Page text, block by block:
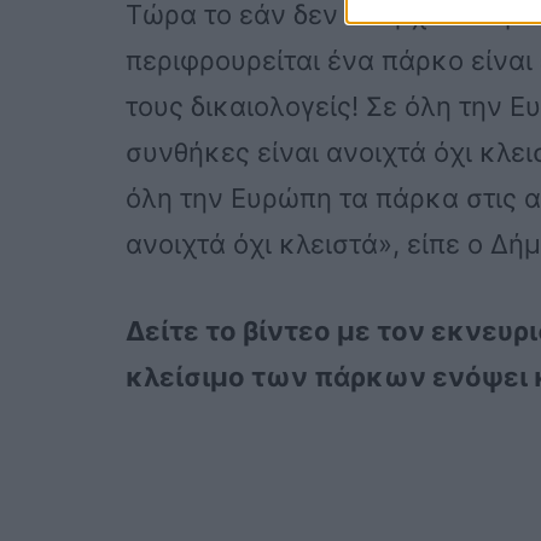
Τώρα το εάν δεν υπάρχει
περιφρουρείται ένα πάρκο
τους δικαιολογείς! Σε όλη την
συνθήκες είναι ανοιχτά όχι
όλη την Ευρώπη τα πάρκα στις
ανοιχτά όχι κλειστά», είπε ο
Δείτε το βίντεο με τον
κλείσιμο των πάρκων